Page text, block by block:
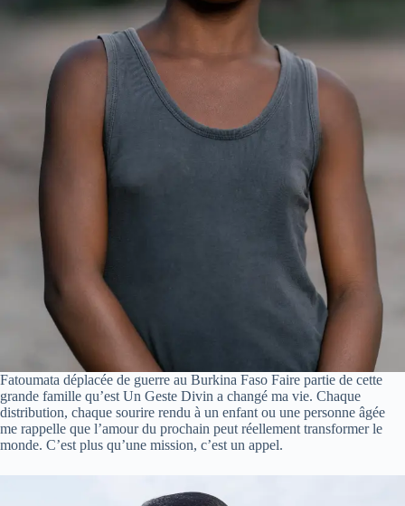
Fatoumata déplacée de guerre au Burkina Faso Faire partie de cette
grande famille qu’est Un Geste Divin a changé ma vie. Chaque
distribution, chaque sourire rendu à un enfant ou une personne âgée
me rappelle que l’amour du prochain peut réellement transformer le
monde. C’est plus qu’une mission, c’est un appel.